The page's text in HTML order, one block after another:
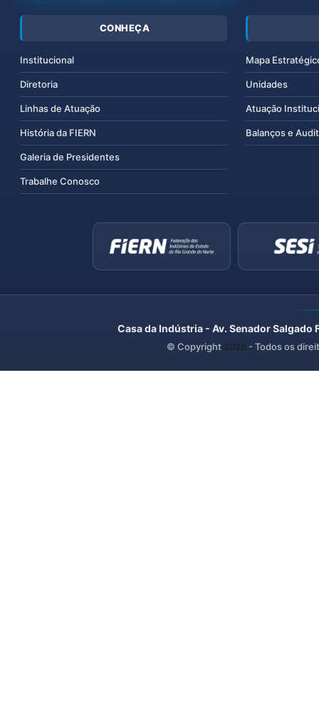
CONHEÇA
Institucional
Diretoria
Linhas de Atuação
História da FIERN
Galeria de Presidentes
Trabalhe Conosco
Mapa
Unidades
Atuação
Balanços e
Casa da Indústria - Av. Senador
© Copyright 2026 - Todos os